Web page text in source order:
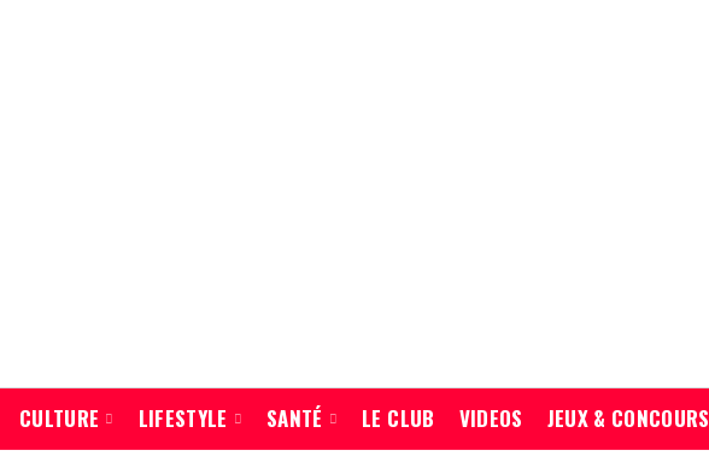
CULTURE LIFESTYLE SANTÉ LE CLUB VIDEOS JEUX & CONCOURS